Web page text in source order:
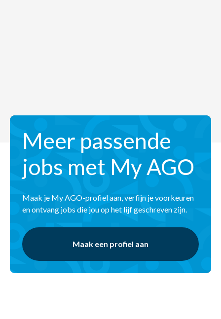
Meer passende
jobs met My AGO
Maak je My AGO-profiel aan, verfijn je voorkeuren
en ontvang jobs die jou op het lijf geschreven zijn.
Maak een profiel aan